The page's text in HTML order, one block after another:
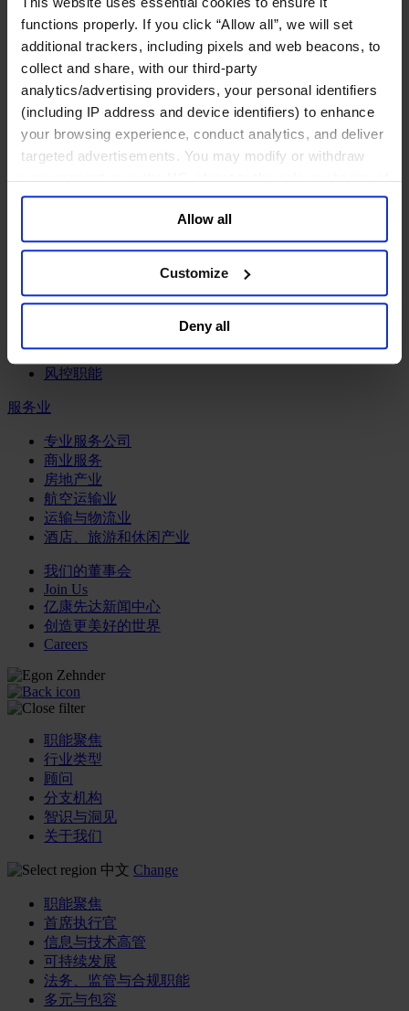
functions properly. If you click “Allow all”, we will set
additional trackers, including pixels and web beacons, to
collect and share, with our third-party
analytics/advertising providers, your personal identifiers
(including IP address and device identifiers) to enhance
your browsing experience, conduct analytics, and deliver
targeted advertisements. You may modify or withdraw
your consent or, in the US, object to the sale or sharing of
your data for targeted advertising, by clicking “Do Not
Sell or Share My Personal Information” in the footer of
the website. You must opt-out of each device and each
browser. For additional information and retention terms
general collection and use of personal information see
Allow all
Customize
Deny all
工业
化工与过程工业咨询团队
机械与工业技术
汽车与交通设备
能源业
金属与矿业
金融服务业
主权财富基金
保险业
投资银行、企业银行与金融市场
私募股权投资行业
财富管理
零售金融服务
风控职能
服务业
专业服务公司
商业服务
房地产业
航空运输业
运输与物流业
酒店、旅游和休闲产业
我们的董事会
Join Us
亿康先达新闻中心
创造更美好的世界
Careers
职能聚焦
行业类型
顾问
分支机构
智识与洞见
关于我们
中文 Change
职能聚焦
首席执行官
信息与技术高管
可持续发展
法务、监管与合规职能
多元与包容